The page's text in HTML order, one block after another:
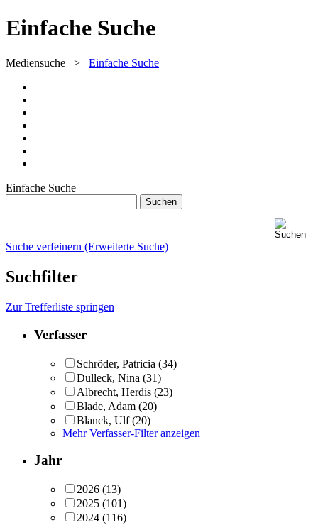
Einfache Suche
Mediensuche > Einfache Suche
Einfache Suche
Suche verfeinern (Erweiterte Suche)
Suchfilter
Zur Trefferliste springen
Verfasser
Schröder, Patricia (34)
Dulleck, Nina (31)
Albrecht, Herdis (23)
Blade, Adam (20)
Blanck, Ulf (20)
Mehr Verfasser-Filter anzeigen
Jahr
2026 (13)
2025 (101)
2024 (116)